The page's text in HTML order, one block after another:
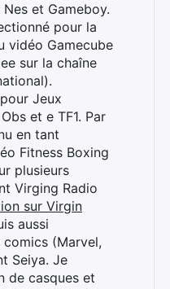
et Gameboy.
pour la
vidéo Gamecube
sur la chaîne
Jeux
et e TF1. Par
en tant
Fitness Boxing
plusieurs
Virging Radio
sur Virgin
aussi
comics (Marvel,
Seiya. Je
de casques et